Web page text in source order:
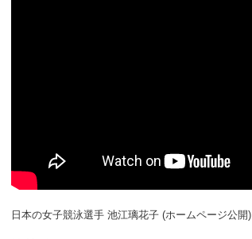
日本の女子競泳選手 池江璃花子 (ホームページ公開)